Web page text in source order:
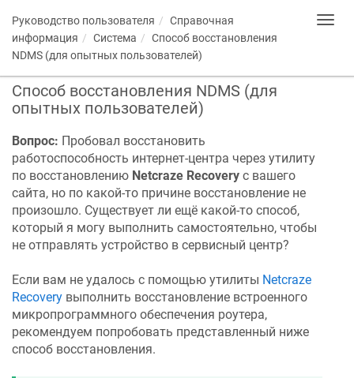
Руководство пользователя
Справочная
информация
Система
Способ восстановления
NDMS (для опытных пользователей)
Способ восстановления NDMS (для
опытных пользователей)
Вопрос: Пробовал восстановить
работоспособность интернет-центра через утилиту
по восстановлению Netcraze Recovery с вашего
сайта, но по какой-то причине восстановление не
произошло. Существует ли ещё какой-то способ,
который я могу выполнить самостоятельно, чтобы
не отправлять устройство в сервисный центр?
Если вам не удалось с помощью утилиты Netcraze
Recovery выполнить восстановление встроенного
микропрограммного обеспечения роутера,
рекомендуем попробовать представленный ниже
способ восстановления.